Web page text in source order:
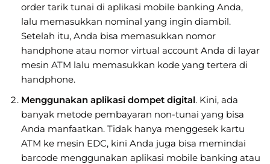
order tarik tunai di aplikasi mobile banking Anda,
lalu memasukkan nominal yang ingin diambil.
Setelah itu, Anda bisa memasukkan nomor
handphone atau nomor virtual account Anda di layar
mesin ATM lalu memasukkan kode yang tertera di
handphone.
Menggunakan aplikasi dompet digital. Kini, ada
banyak metode pembayaran non-tunai yang bisa
Anda manfaatkan. Tidak hanya menggesek kartu
ATM ke mesin EDC, kini Anda juga bisa memindai
barcode menggunakan aplikasi mobile banking atau